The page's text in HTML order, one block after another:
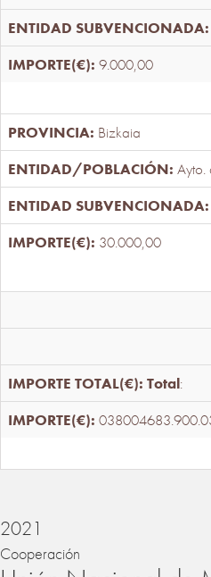
9.000,00
Bizkaia
Ayto.
30.000,00
Total:
2021
Cooperación